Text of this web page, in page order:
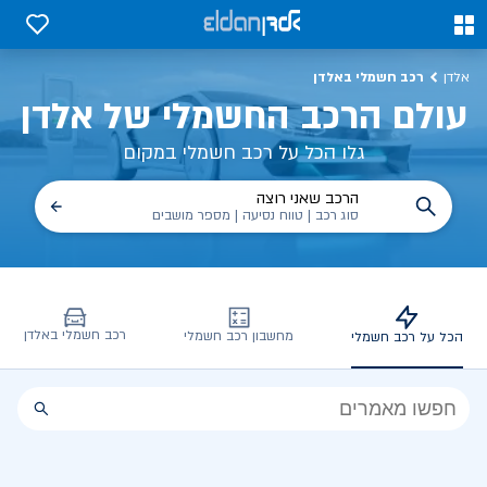
0
0
אלדן רכב חשמלי באלדן
עולם הרכב החשמלי של אלדן
גלו הכל על רכב חשמלי במקום
הרכב שאני רוצה
סוג רכב | טווח נסיעה | מספר מושבים
הכל על רכב חשמלי מחשבון רכב חשמלי רכב חשמלי באלדן
הכל
הכל על רכב חשמלי, שימושים, טכנולוגיה וכל מה שכדי לדעת | אלדן